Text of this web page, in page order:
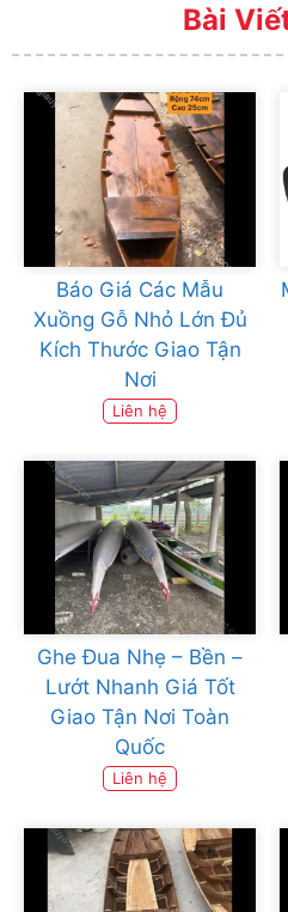
Bài
Báo Giá Các Mẫu
Xuồng Gỗ Nhỏ Lớn Đủ
Kích Thước Giao Tận
Nơi
Liên hệ
Ghe Đua Nhẹ – Bền –
Lướt Nhanh Giá Tốt
Giao Tận Nơi Toàn
Quốc
Liên hệ